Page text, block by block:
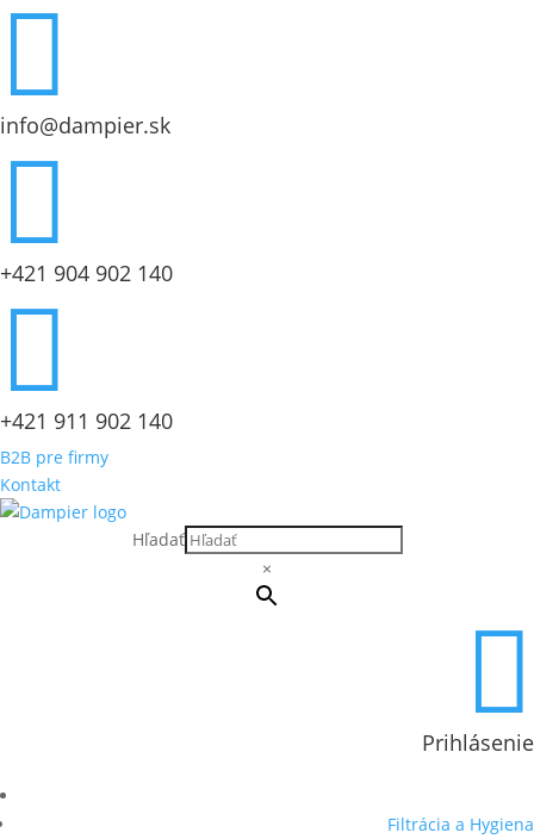

info@dampier.sk

+421 904 902 140

+421 911 902 140
B2B pre firmy
Kontakt
Hľadať
×

Prihlásenie
Filtrácia a Hygiena